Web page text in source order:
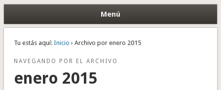
Menú
Tu estás aquí: Inicio › Archivo por enero 2015
NAVEGANDO POR EL ARCHIVO
enero 2015